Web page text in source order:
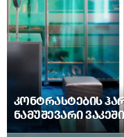
ᲙᲝᲜᲢᲠᲐᲡᲢᲔᲑᲘᲡ
ᲜᲐᲛᲣᲨᲔᲕᲐᲠᲘ ᲕᲐᲙᲔᲨᲘ